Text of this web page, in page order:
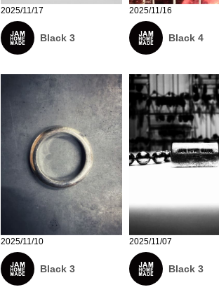
2025/11/17
Black 3
2025/11/16
Black 4
2025/11/10
Black 3
2025/11/07
Black 3